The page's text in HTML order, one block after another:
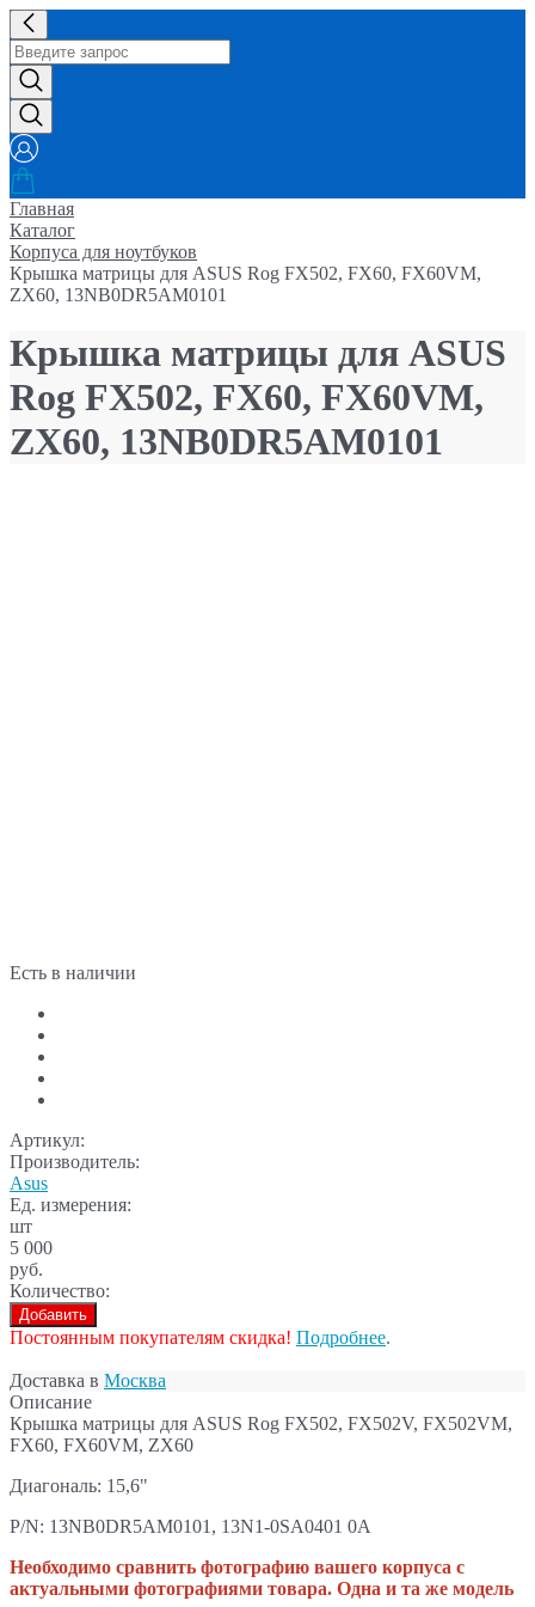
Главная
Каталог
Корпуса для ноутбуков
Крышка матрицы для ASUS Rog FX502, FX60, FX60VM,
ZX60, 13NB0DR5AM0101
Крышка матрицы для ASUS
Rog FX502, FX60, FX60VM,
ZX60, 13NB0DR5AM0101
Есть в наличии
Артикул:
Производитель:
Asus
Ед. измерения:
шт
5 000
руб.
Количество:
Добавить
Постоянным покупателям скидка! Подробнее.
Доставка в Москва
Описание
Крышка матрицы для ASUS Rog FX502, FX502V, FX502VM,
FX60, FX60VM, ZX60
Диагональ: 15,6"
P/N: 13NB0DR5AM0101, 13N1-0SA0401 0A
Необходимо сравнить фотографию вашего корпуса с
актуальными фотографиями товара. Одна и та же модель